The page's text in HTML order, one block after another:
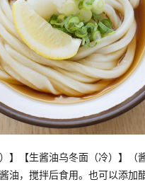
】【生酱油乌冬面（冷）】（
油，搅拌后食用。也可以添加